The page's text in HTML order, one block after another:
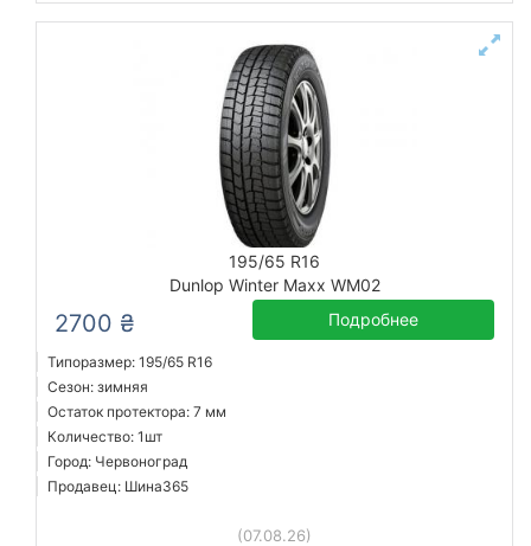
195/65 R16
Dunlop Winter Maxx WM02
2700 ₴ Подробнее
Типоразмер: 195/65 R16
Сезон: зимняя
Остаток протектора: 7 мм
Количество: 1шт
Город: Червоноград
Продавец: Шина365
(07.08.26)